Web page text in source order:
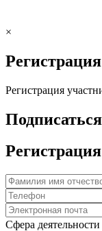
×
Регистрация
Сфера деятельности